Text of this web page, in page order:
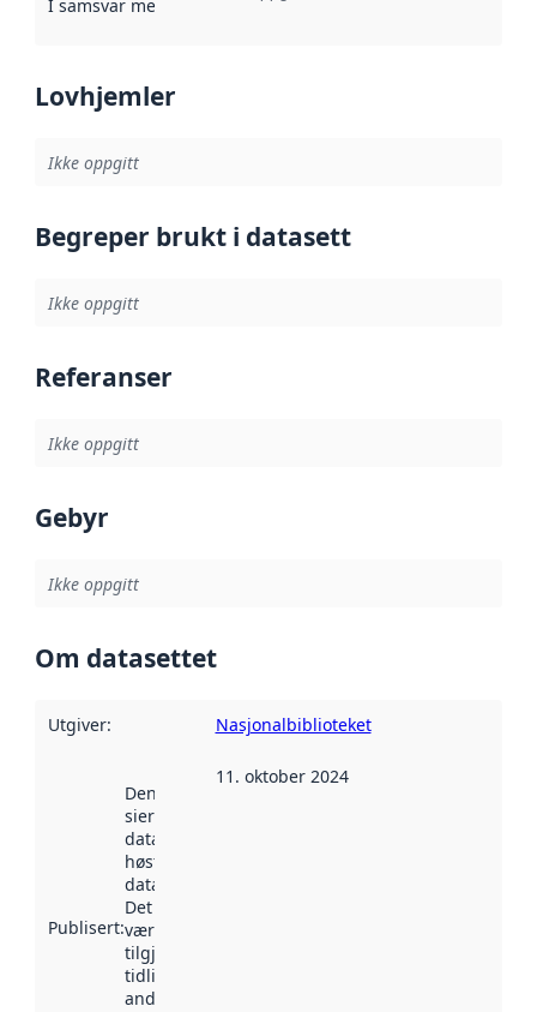
I samsvar med Referanse til en implementasjonsregel
Lovhjemler
Ikke oppgitt
Begreper brukt i datasett
Ikke oppgitt
Referanser
Ikke oppgitt
Gebyr
Ikke oppgitt
Om datasettet
Utgiver: Nasjonalbiblioteket
Publisert:
Denne datoen
sier når
datasettet ble
høstet av
data.norge.no.
Det kan ha
vært
tilgjengelig
tidligere
andre steder.
11. oktober 2024